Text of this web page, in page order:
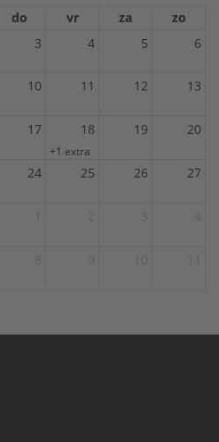
do vr za
zo
3 4 5 6
10 11 12 13
17 18
+1 extra
19 20
24 25 26 27